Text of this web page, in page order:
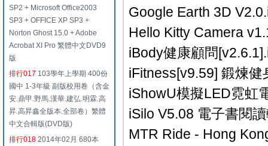
SP2 + Microsoft Office2003
SP3 + OFFICE XP SP3 +
Norton Ghost 15.0 + Adobe
Acrobat XI Pro 繁體中文DVD9
版
排行017 103學年上學期 400份
國中 1-3年級 副版校用卷（含金
安.鼎甲.野馬.漢華.建弘.明霖.高
昇.高昇鑫全版本.全部卷）繁體
中文合輯版(DVD版)
排行018 2014年02月 680本
Google Earth 3D
Hello Kitty Camera
iBody健康顧問
iFitness[v9.59] 鍛煉
iShowU模擬LED霓虹
iSilo V5.08 電子書閱
MTR Ride - Hong